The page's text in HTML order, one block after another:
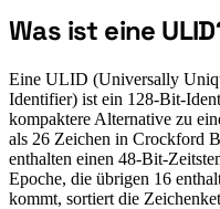
#
Was ist eine
Eine ULID (Universally
Identifier) ist ein 128-Bit-
kompaktere Alternative zu
als 26 Zeichen in Crockford
enthalten einen 48-Bit-
Epoche, die übrigen 16
kommt, sortiert die